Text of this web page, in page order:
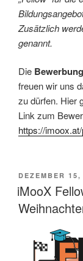
Zusätzlich
genannt.
Die
freuen wir uns
zu dürfen. Hier
Link zum
https://
AM
DEZEMBER 15,
iMooX